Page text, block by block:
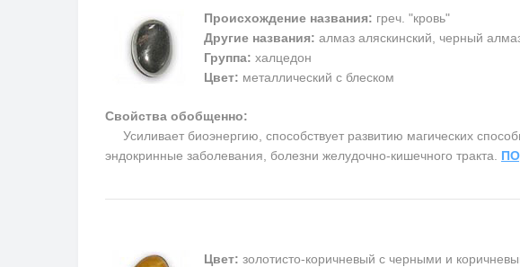
Происхождение названия: греч. "кровь"
Другие названия: алмаз аляскинский, черный
Группа: халцедон
Цвет: металлический с блеском
Свойства обобщенно:
Усиливает биоэнергию, способствует развитию магических
эндокринные заболевания, болезни желудочно-кишечного тракта.
Цвет: золотисто-коричневый с черными и